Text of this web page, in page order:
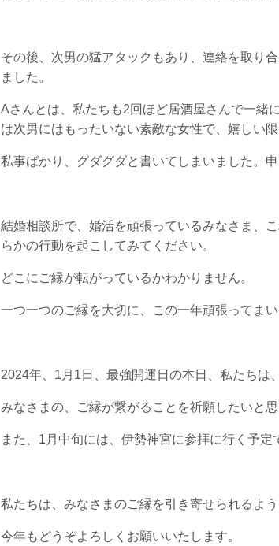
その後、次男の猛アタックもあり、連絡を取り
ました。
Aさんとは、私たちも2回ほど居酒屋さんで一緒
は次男にはもったいない素敵な女性で、嬉しい限
私事ばかり、グダグダと書いてしまいました。申
結婚相談所で、婚活を頑張っているみなさま、
らかの行動を起こしてみてください。
どこにご縁が転がっているかわかりません。
一つ一つのご縁を大切に、この一年頑張ってまい
2024年、1月1日、最強開運日の本日、私たちは
みなさまの、ご縁が繋がることを祈願したいと思
また、1月中旬には、伊勢神宮に参拝に行く予定
私たちは、みなさまのご縁を引き寄せられるよ
今年もどうぞよろしくお願いいたします。